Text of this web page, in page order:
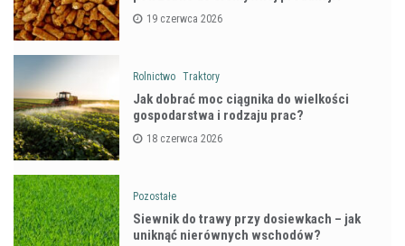
19 czerwca 2026
Rolnictwo Traktory
Jak dobrać moc ciągnika do wielkości
gospodarstwa i rodzaju prac?
18 czerwca 2026
Pozostałe
Siewnik do trawy przy dosiewkach – jak
uniknąć nierównych wschodów?